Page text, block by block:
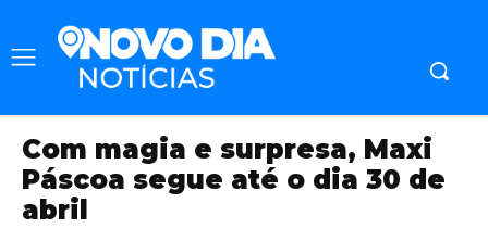
Com magia e surpresa, Maxi
Páscoa segue até o dia 30 de
abril